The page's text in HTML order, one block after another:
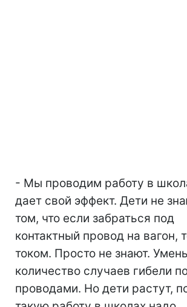
- Мы проводим работу в
дает свой эффект. Дети не
том, что если забраться под
контактный провод на вагон,
током. Просто не знают.
количество случаев гибели
проводами. Но дети растут,